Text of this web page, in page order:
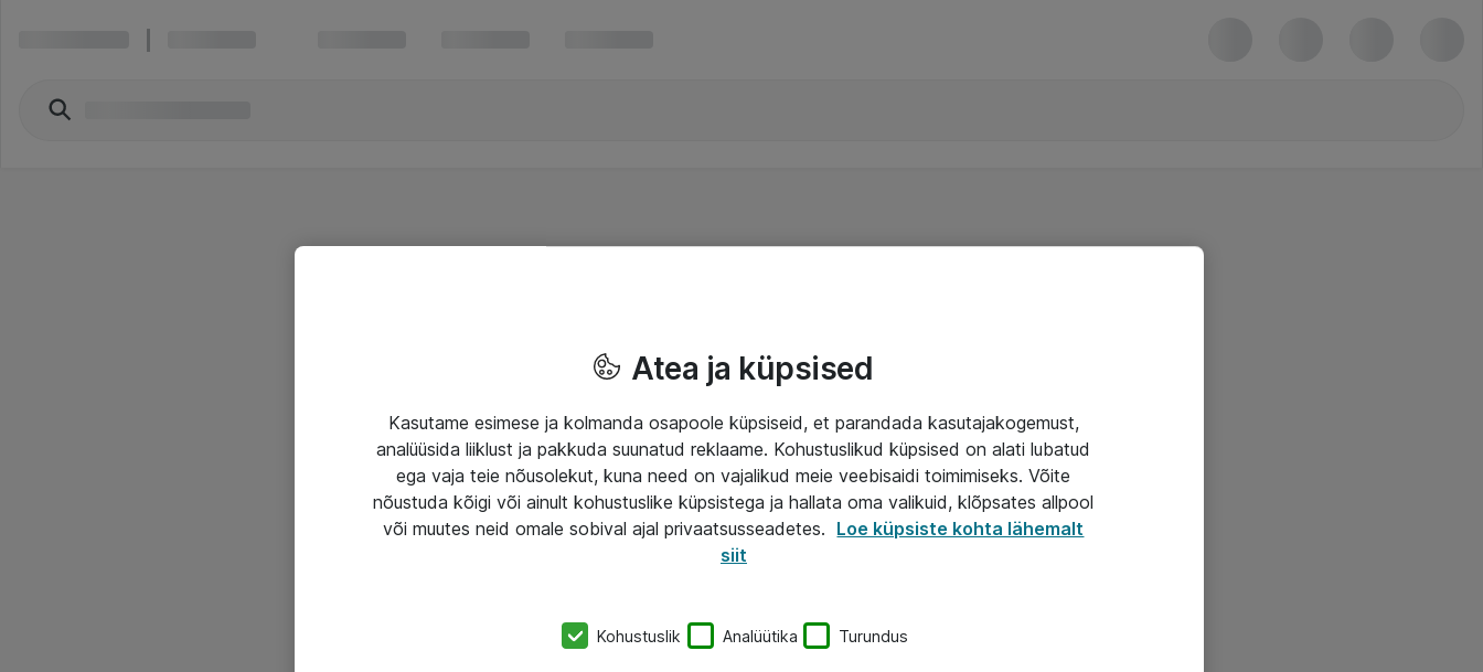
Atea ja küpsised
Kasutame esimese ja kolmanda osapoole küpsiseid, et parandada kasutajakogemust,
analüüsida liiklust ja pakkuda suunatud reklaame. Kohustuslikud küpsised on alati lubatud
ega vaja teie nõusolekut, kuna need on vajalikud meie veebisaidi toimimiseks. Võite
nõustuda kõigi või ainult kohustuslike küpsistega ja hallata oma valikuid, klõpsates allpool
või muutes neid omale sobival ajal privaatsusseadetes. Loe küpsiste kohta lähemalt
siit
Kohustuslik Analüütika Turundus